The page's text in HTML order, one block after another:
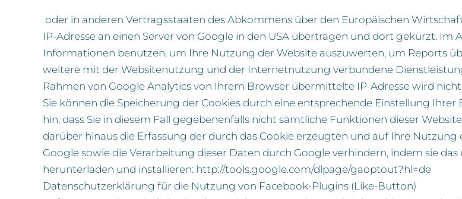
oder in anderen Vertragsstaaten des Abkommens über den Europäischen
IP-Adresse an einen Server von Google in den USA übertragen und dort gekürzt.
Informationen benutzen, um Ihre Nutzung der Website auszuwerten, um Reports
weitere mit der Websitenutzung und der Internetnutzung verbundene
Rahmen von Google Analytics von Ihrem Browser übermittelte IP-Adresse wird
Sie können die Speicherung der Cookies durch eine entsprechende Einstellung
hin, dass Sie in diesem Fall gegebenenfalls nicht sämtliche Funktionen dieser
darüber hinaus die Erfassung der durch das Cookie erzeugten und auf Ihre Nutzung
Google sowie die Verarbeitung dieser Daten durch Google verhindern, indem sie
herunterladen und installieren: http://tools.google.com/dlpage/gaoptout?hl=de
Datenschutzerklärung für die Nutzung von Facebook-Plugins (Like-Button)